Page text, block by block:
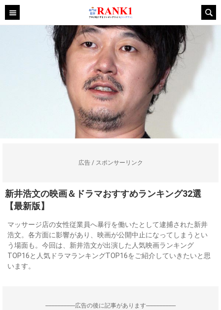
広告 / スポンサーリンク
新井浩文の映画＆ドラマおすすめランキング32選
【最新版】
マッサージ店の女性従業員へ暴行を働いたとして逮捕された新井
浩文。各方面に影響があり、映画が公開中止になってしまうとい
う場面も。今回は、新井浩文が出演した人気映画ランキング
TOP16と人気ドラマランキングTOP16をご紹介していきたいと思
います。
--------------------広告の後に記事があります--------------------